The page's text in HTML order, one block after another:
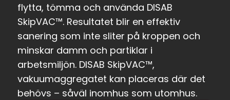
flytta, tömma och använda DISAB
SkipVAC™. Resultatet blir en effektiv
sanering som inte sliter på kroppen och
minskar damm och partiklar i
arbetsmiljön. DISAB SkipVAC™,
vakuumaggregatet kan placeras där det
behövs – såväl inomhus som utomhus.